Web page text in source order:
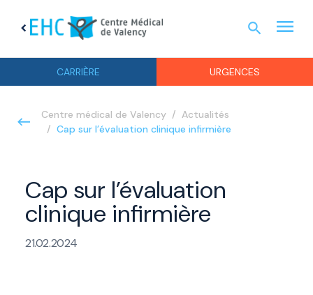
chevron_left
CARRIÈRE URGENCES
search menu
Centre médical de Valency
Actualités
Cap sur l’évaluation clinique infirmière
Cap sur l’évaluation
clinique infirmière
21.02.2024